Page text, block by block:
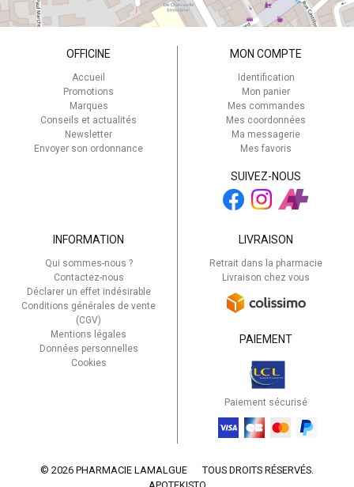
OFFICINE
Accueil
Promotions
Marques
Conseils et actualités
Newsletter
Envoyer son ordonnance
MON COMPTE
Identification
Mon panier
Mes commandes
Mes coordonnées
Ma messagerie
Mes favoris
SUIVEZ-NOUS
INFORMATION
Qui sommes-nous ?
Contactez-nous
Déclarer un effet indésirable
Conditions générales de vente
(CGV)
Mentions légales
Données personnelles
Cookies
LIVRAISON
Retrait dans la pharmacie
Livraison chez vous
PAIEMENT
Paiement sécurisé
© 2026 PHARMACIE LAMALGUE
TOUS DROITS RÉSERVÉS.